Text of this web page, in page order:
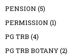
PENSION (5)
PERMISSION (1)
PG TRB (4)
PG TRB BOTANY(2)